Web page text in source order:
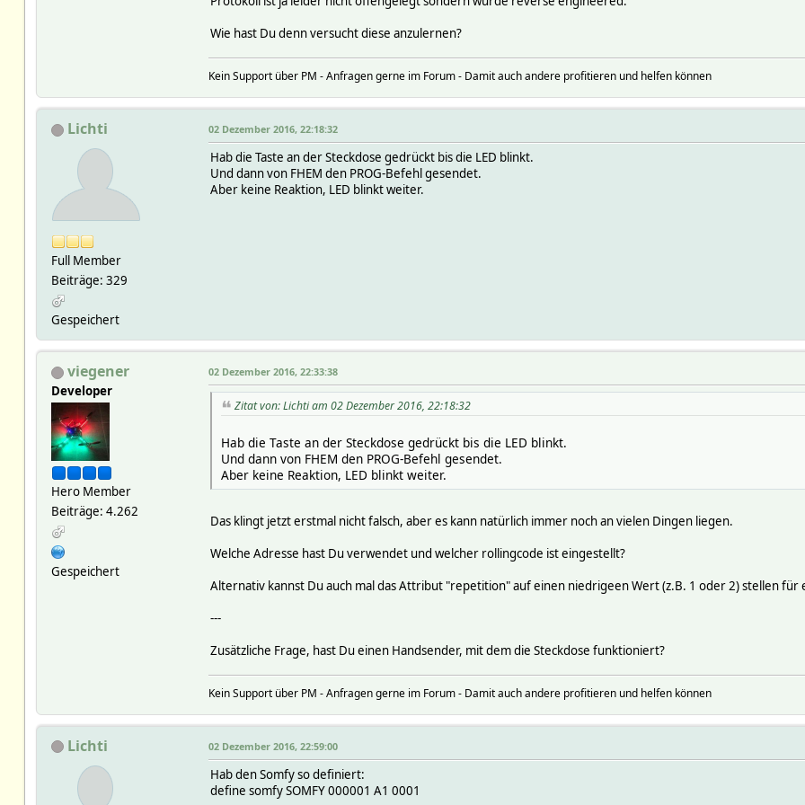
Wie hast Du denn versucht diese anzulernen?
Kein Support über PM - Anfragen gerne im Forum - Damit auch andere profitieren und helfen können
Lichti
Full Member
Beiträge: 329
Gespeichert
02 Dezember 2016, 22:18:32
Hab die Taste an der Steckdose gedrückt bis die LED blinkt.
Und dann von FHEM den PROG-Befehl gesendet.
Aber keine Reaktion, LED blinkt weiter.
viegener
Developer
Hero Member
Beiträge: 4.262
Gespeichert
02 Dezember 2016, 22:33:38
Zitat von: Lichti am 02 Dezember 2016, 22:18:32
Hab die Taste an der Steckdose gedrückt bis die LED blinkt.
Und dann von FHEM den PROG-Befehl gesendet.
Aber keine Reaktion, LED blinkt weiter.
Das klingt jetzt erstmal nicht falsch, aber es kann natürlich immer noch an vielen Dingen liegen.
Welche Adresse hast Du verwendet und welcher rollingcode ist eingestellt?
Alternativ kannst Du auch mal das Attribut "repetition" auf einen niedrigeen Wert (z.B. 1 oder 2) stellen für
---
Zusätzliche Frage, hast Du einen Handsender, mit dem die Steckdose funktioniert?
Kein Support über PM - Anfragen gerne im Forum - Damit auch andere profitieren und helfen können
Lichti 02 Dezember 2016, 22:59:00
Hab den Somfy so definiert:
define somfy SOMFY 000001 A1 0001